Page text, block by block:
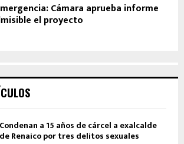
Cámara aprueba informe
el proyecto
Condenan a 15 años de cárcel a exalcalde
de Renaico por tres delitos sexuales